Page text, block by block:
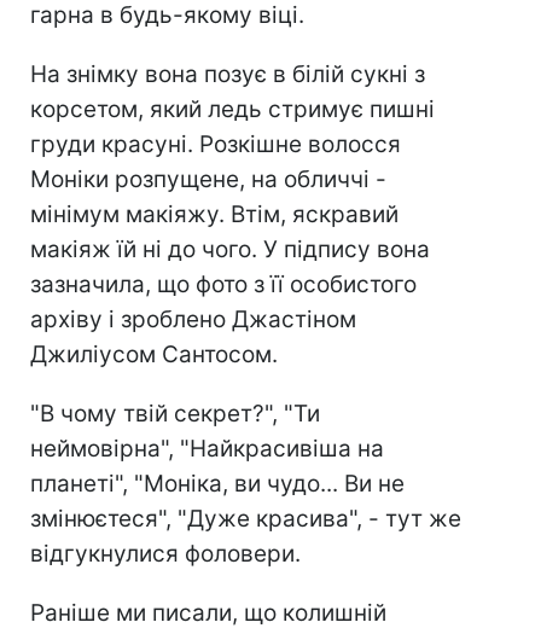
гарна в будь-якому віці.
На знімку вона позує в білій сукні з
корсетом, який ледь стримує пишні
груди красуні. Розкішне волосся
Моніки розпущене, на обличчі -
мінімум макіяжу. Втім, яскравий
макіяж їй ні до чого. У підпису вона
зазначила, що фото з її особистого
архіву і зроблено Джастіном
Джиліусом Сантосом.
"В чому твій секрет?", "Ти
неймовірна", "Найкрасивіша на
планеті", "Моніка, ви чудо... Ви не
змінюєтеся", "Дуже красива", - тут же
відгукнулися фоловери.
Раніше ми писали, що колишній